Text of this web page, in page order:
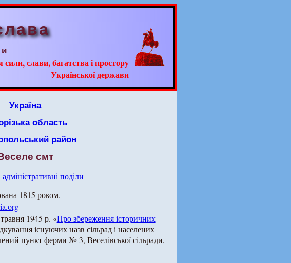
слави, багатства і простору
Української держави
Україна
область
район
смт
адміністративні поділи
1815 роком.
1945 р. «Про збереження історичних
існуючих назв сільрад і населених
пункт ферми № 3, Веселівської сільради,